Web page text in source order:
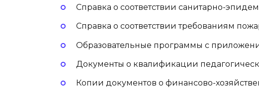
Справка о соответствии санитарно-
Справка о соответствии требованиям
Образовательные программы с
Документы о квалификации
Копии документов о финансово-